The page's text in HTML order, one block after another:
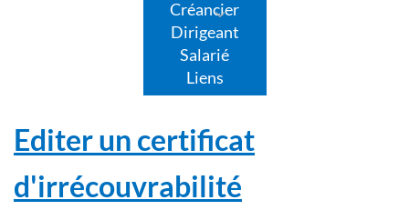
Créancier
Dirigeant
Salarié
Liens
Editer un certificat
d'irrécouvrabilité